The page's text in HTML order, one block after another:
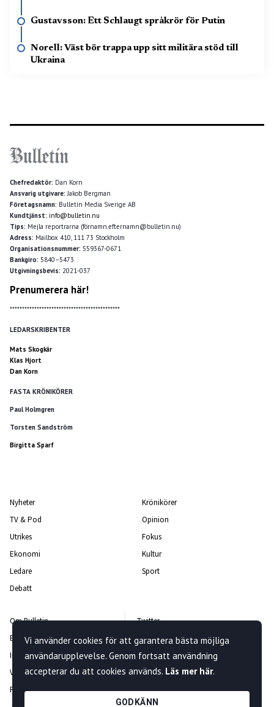
Gustavsson: Ett Schlaugt språkrör för Putin
Norell: Väst bör trappa upp sitt militära stöd till
Ukraina
Chefredaktör: Dan Korn
Ansvarig utgivare: Jakob Bergman
Företagsnamn: Bulletin Media Sverige AB
Kundtjänst: info@bulletin.nu
Tips: Mejla reportrarna (förnamn.efternamn@bulletin.nu)
Adress: Mailbox 410, 111 73 Stockholm
Organisationsnummer: 559367-0671
Bankgiro: 5840–5473
Utgivningsbevis: 2021-037
Prenumerera här!
*********************************************
LEDARSKRIBENTER
Mats Skogkär
Klas Hjort
Dan Korn
FASTA KRÖNIKÖRER
Paul Holmgren
Torsten Sandström
Birgitta Sparf
Nyheter
TV & Pod
Utrikes
Ekonomi
Ledare
Debatt
Krönikörer
Opinion
Fokus
Kultur
Sport
Om Bulletin
Bulletin-teamet
Integritetspolicy
Vanliga frågor och svar
Rättelsepolicy
Twitter
Facebook
Instagram
Kontakta oss
Nyhetsbrev
Vi använder cookies för att garantera bästa möjliga
användarupplevelse. Genom fortsatt användning
accepterar du att cookies används. Läs mer här.
GODKÄNN